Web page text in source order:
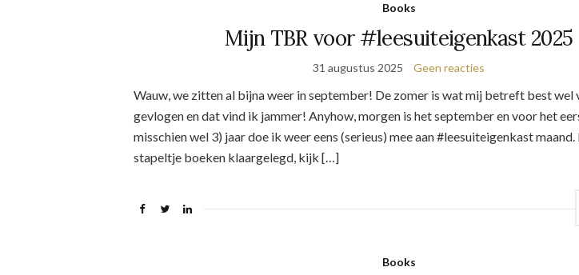
Books
Mijn TBR voor #leesuiteigenkast 2025
31 augustus 2025 Geen reacties
Wauw, we zitten al bijna weer in september! De zomer is wat mij betreft best wel
gevlogen en dat vind ik jammer! Anyhow, morgen is het september en voor het
misschien wel 3) jaar doe ik weer eens (serieus) mee aan #leesuiteigenkast maand.
stapeltje boeken klaargelegd, kijk […]
Books